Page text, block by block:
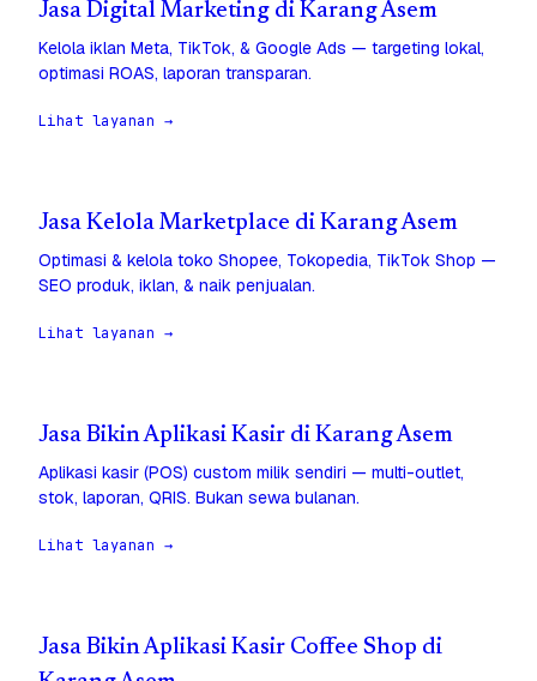
Jasa Digital Marketing di Karang Asem
Kelola iklan Meta, TikTok, & Google Ads — targeting lokal,
optimasi ROAS, laporan transparan.
Lihat layanan →
Jasa Kelola Marketplace di Karang Asem
Optimasi & kelola toko Shopee, Tokopedia, TikTok Shop —
SEO produk, iklan, & naik penjualan.
Lihat layanan →
Jasa Bikin Aplikasi Kasir di Karang Asem
Aplikasi kasir (POS) custom milik sendiri — multi-outlet,
stok, laporan, QRIS. Bukan sewa bulanan.
Lihat layanan →
Jasa Bikin Aplikasi Kasir Coffee Shop di